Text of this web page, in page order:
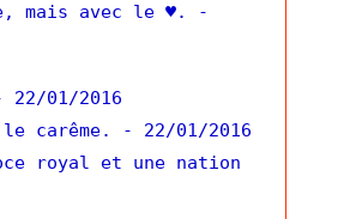
mais avec le ♥.
-
22/01/2016
carême.
- 22/01/2016
royal et une nation